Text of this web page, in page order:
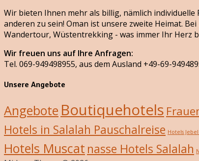
Wir bieten Ihnen mehr als billig, nämlich
anderen zu sein! Oman ist unsere zweite Heimat.
Wandertour, Wüstentrekking - was immer Ihr Herz
Wir freuen uns auf Ihre Anfragen:
Tel. 069-949498955, aus dem Ausland +49-69-
Unsere Angebote
Angebote Boutiquehotels
Hotels in Salalah Pauschalreise Hotels
Hotels Muscat nasse Hotels Salalah